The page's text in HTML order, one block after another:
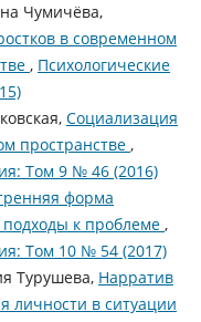
Чумичёва,
в современном
, Психологические
Социализация
пространстве ,
Том 9 № 46 (2016)
форма
подходы к проблеме ,
Том 10 № 54 (2017)
Турушева, Нарратив
личности в ситуации